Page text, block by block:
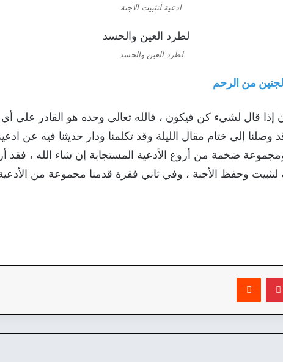
ادعية لتثبيت الاجنة
لطرد العين والحسد
من الرحم
قال لشيء كن فيكون ، فالله تعالى وحده هو القادر على أي
إلى ختام مقال الليلة وقد تكلمنا ودار حديثنا فيه عن
ضخمة من أروع الأدعية المستجابة إن شاء الله ، فقد
وحفظ الأجنة ، وفي ثاني فقرة قدمنا مجموعة من الأدعية
بينتيريست